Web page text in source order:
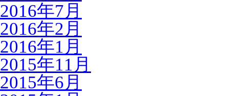
2016年7月
2016年2月
2016年1月
2015年11月
2015年6月